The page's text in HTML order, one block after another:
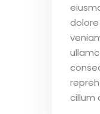
cillum